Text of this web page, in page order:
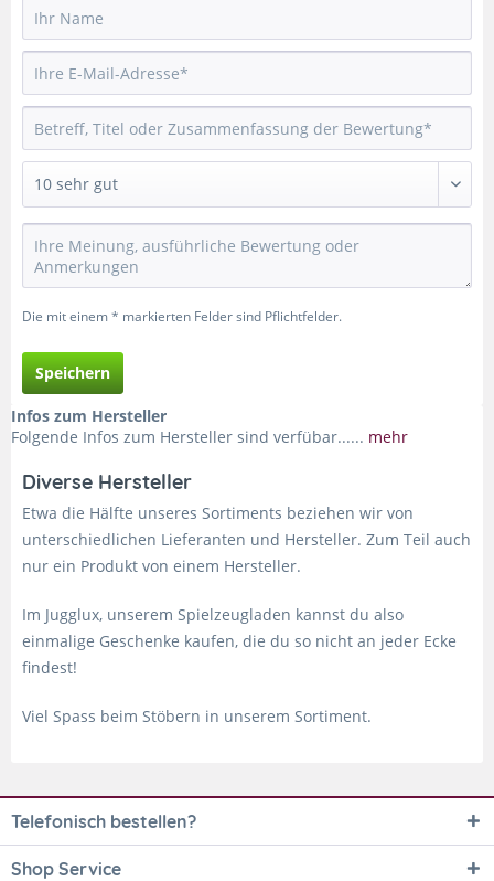
Die mit einem * markierten Felder sind Pflichtfelder.
Speichern
Infos zum Hersteller
Folgende Infos zum Hersteller sind verfübar...... mehr
Diverse Hersteller
Etwa die Hälfte unseres Sortiments beziehen wir von
unterschiedlichen Lieferanten und Hersteller. Zum Teil auch
nur ein Produkt von einem Hersteller.
Im Jugglux, unserem Spielzeugladen kannst du also
einmalige Geschenke kaufen, die du so nicht an jeder Ecke
findest!
Viel Spass beim Stöbern in unserem Sortiment.
Telefonisch bestellen?
Shop Service